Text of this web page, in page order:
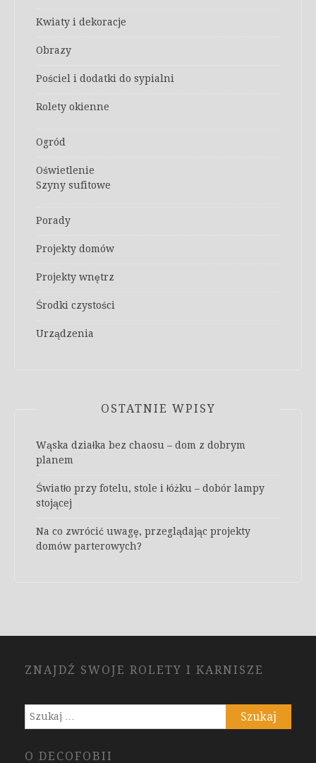
Kwiaty i dekoracje
Obrazy
Pościel i dodatki do sypialni
Rolety okienne
Ogród
Oświetlenie
Szyny sufitowe
Porady
Projekty domów
Projekty wnętrz
Środki czystości
Urządzenia
OSTATNIE WPISY
Wąska działka bez chaosu – dom z dobrym
planem
Światło przy fotelu, stole i łóżku – dobór lampy
stojącej
Na co zwrócić uwagę, przeglądając projekty
domów parterowych?
ZNAJDŹ SWOJE ROLETY I KARNISZE
Szukaj:
O DECOFOBII